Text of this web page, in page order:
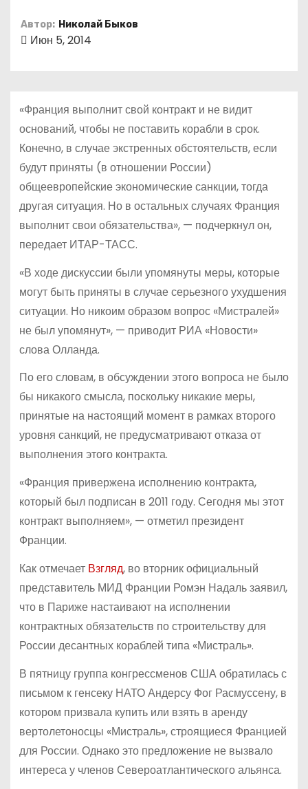
Автор: Николай Быков
Июн 5, 2014
«Франция выполнит свой контракт и не видит
оснований, чтобы не поставить корабли в срок.
Конечно, в случае экстренных обстоятельств, если
будут приняты (в отношении России)
общеевропейские экономические санкции, тогда
другая ситуация. Но в остальных случаях Франция
выполнит свои обязательства», — подчеркнул он,
передает ИТАР-ТАСС.
«В ходе дискуссии были упомянуты меры, которые
могут быть приняты в случае серьезного ухудшения
ситуации. Но никоим образом вопрос «Мистралей»
не был упомянут», — приводит РИА «Новости»
слова Олланда.
По его словам, в обсуждении этого вопроса не было
бы никакого смысла, поскольку никакие меры,
принятые на настоящий момент в рамках второго
уровня санкций, не предусматривают отказа от
выполнения этого контракта.
«Франция привержена исполнению контракта,
который был подписан в 2011 году. Сегодня мы этот
контракт выполняем», — отметил президент
Франции.
Как отмечает Взгляд, во вторник официальный
представитель МИД Франции Ромэн Надаль заявил,
что в Париже настаивают на исполнении
контрактных обязательств по строительству для
России десантных кораблей типа «Мистраль».
В пятницу группа конгрессменов США обратилась с
письмом к генсеку НАТО Андерсу Фог Расмуссену, в
котором призвала купить или взять в аренду
вертолетоносцы «Мистраль», строящиеся Францией
для России. Однако это предложение не вызвало
интереса у членов Североатлантического альянса.